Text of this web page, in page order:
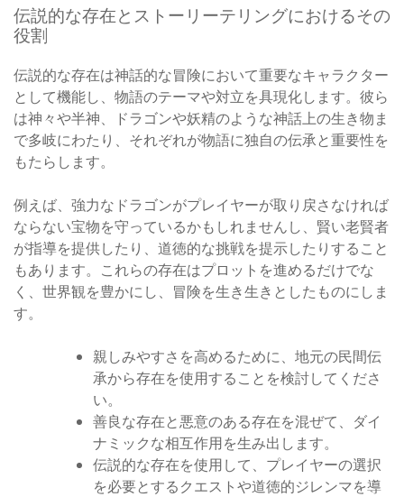
伝説的な存在とストーリーテリングにおけるその
役割
伝説的な存在は神話的な冒険において重要なキャラクター
として機能し、物語のテーマや対立を具現化します。彼ら
は神々や半神、ドラゴンや妖精のような神話上の生き物ま
で多岐にわたり、それぞれが物語に独自の伝承と重要性を
もたらします。
例えば、強力なドラゴンがプレイヤーが取り戻さなければ
ならない宝物を守っているかもしれませんし、賢い老賢者
が指導を提供したり、道徳的な挑戦を提示したりすること
もあります。これらの存在はプロットを進めるだけでな
く、世界観を豊かにし、冒険を生き生きとしたものにしま
す。
親しみやすさを高めるために、地元の民間伝
承から存在を使用することを検討してくださ
い。
善良な存在と悪意のある存在を混ぜて、ダイ
ナミックな相互作用を生み出します。
伝説的な存在を使用して、プレイヤーの選択
を必要とするクエストや道徳的ジレンマを導